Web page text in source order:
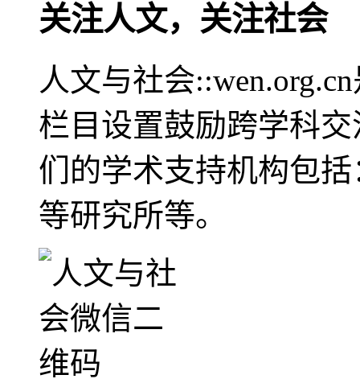
关注人文，关注社会
人文与社会
栏目设置鼓励跨学科
们的学术支持机构包
等研究所等。